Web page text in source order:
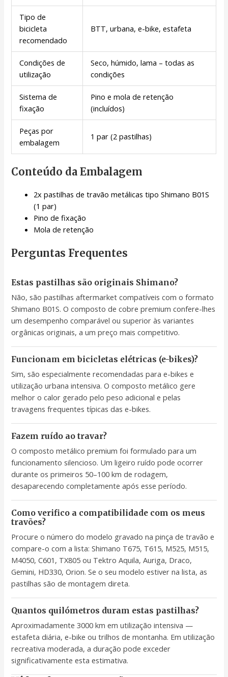
Tipo de
bicicleta
recomendado
BTT, urbana, e-bike, estafeta
Condições de
utilização
Seco, húmido, lama – todas as
condições
Sistema de
fixação
Pino e mola de retenção
(incluídos)
Peças por
embalagem
1 par (2 pastilhas)
Conteúdo da Embalagem
2x pastilhas de travão metálicas tipo Shimano B01S
(1 par)
Pino de fixação
Mola de retenção
Perguntas Frequentes
Estas pastilhas são originais Shimano?
Não, são pastilhas aftermarket compatíveis com o formato
Shimano B01S. O composto de cobre premium confere-lhes
um desempenho comparável ou superior às variantes
orgânicas originais, a um preço mais competitivo.
Funcionam em bicicletas elétricas (e-bikes)?
Sim, são especialmente recomendadas para e-bikes e
utilização urbana intensiva. O composto metálico gere
melhor o calor gerado pelo peso adicional e pelas
travagens frequentes típicas das e-bikes.
Fazem ruído ao travar?
O composto metálico premium foi formulado para um
funcionamento silencioso. Um ligeiro ruído pode ocorrer
durante os primeiros 50–100 km de rodagem,
desaparecendo completamente após esse período.
Como verifico a compatibilidade com os meus
travões?
Procure o número do modelo gravado na pinça de travão e
compare-o com a lista: Shimano T675, T615, M525, M515,
M4050, C601, TX805 ou Tektro Aquila, Auriga, Draco,
Gemini, HD330, Orion. Se o seu modelo estiver na lista, as
pastilhas são de montagem direta.
Quantos quilómetros duram estas pastilhas?
Aproximadamente 3000 km em utilização intensiva —
estafeta diária, e-bike ou trilhos de montanha. Em utilização
recreativa moderada, a duração pode exceder
significativamente esta estimativa.